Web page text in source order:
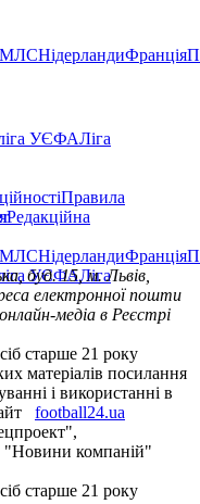
МЛСНідерландиФранція
УЄФАЛіга
Правила
Редакційна
МЛСНідерландиФранція
УЄФАЛіга
буд. 15, м. Львів,
електронної пошти
медіа в Реєстрі
старше 21 року
матеріалів посилання
і використанні в
football24.ua
"Новини компаній"
старше 21 року